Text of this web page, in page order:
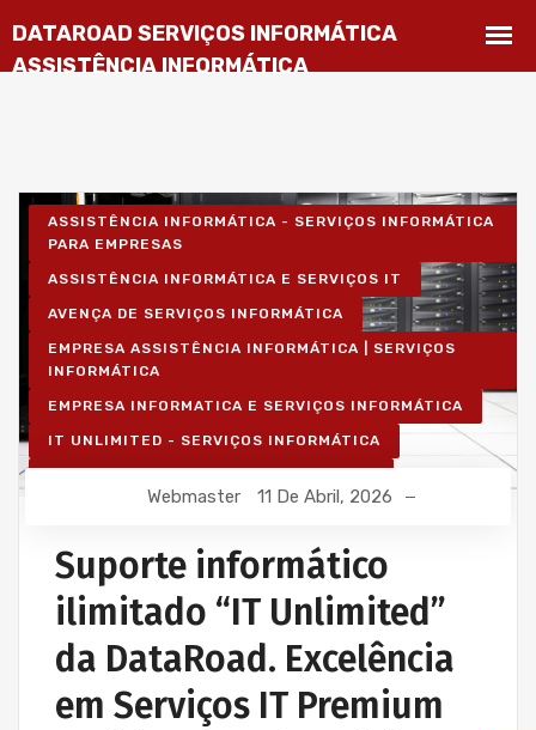
ASSISTÊNCIA INFORMÁTICA - SERVIÇOS INFORMÁTICA
PARA EMPRESAS
ASSISTÊNCIA INFORMÁTICA E SERVIÇOS IT
AVENÇA DE SERVIÇOS INFORMÁTICA
EMPRESA ASSISTÊNCIA INFORMÁTICA | SERVIÇOS
INFORMÁTICA
EMPRESA INFORMATICA E SERVIÇOS INFORMÁTICA
IT UNLIMITED - SERVIÇOS INFORMÁTICA
PROJETOS REDES WIRELESS
REDE ESTRUTURADA INFORMÁTICA
SERVIÇOS INFORMÁTICA E ASSISTÊNCIA INFORMÁTICA
Webmaster 11 De Abril, 2026
Suporte informático
ilimitado “IT Unlimited”
da DataRoad. Excelência
em Serviços IT Premium